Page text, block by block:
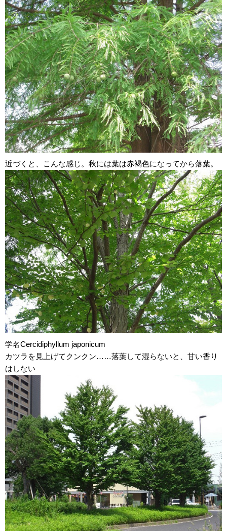
近づくと、こんな感じ。秋には葉は赤褐色になってから落葉。
学名Cercidiphyllum japonicum
カツラを見上げてクンクン……落葉して湿らないと、甘い香り
はしない